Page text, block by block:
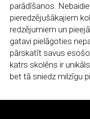
parādīšanos.
pieredzējušākajiem
redzējumiem un
gatavi pielāgoties
pārskatīt savus
katrs skolēns ir
bet tā sniedz milzīgu